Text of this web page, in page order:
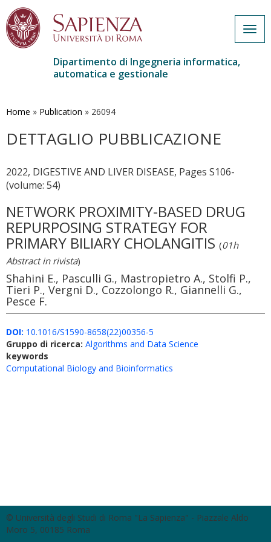
contenuto
Dipartimento di Ingegneria informatica,
automatica e gestionale
Home » Publication » 26094
DETTAGLIO PUBBLICAZIONE
2022, DIGESTIVE AND LIVER DISEASE, Pages S106-
(volume: 54)
NETWORK PROXIMITY-BASED DRUG
REPURPOSING STRATEGY FOR
PRIMARY BILIARY CHOLANGITIS (01h
Abstract in rivista)
Shahini E., Pasculli G., Mastropietro A., Stolfi P.,
Tieri P., Vergni D., Cozzolongo R., Giannelli G.,
Pesce F.
DOI: 10.1016/S1590-8658(22)00356-5
Gruppo di ricerca: Algorithms and Data Science
keywords
Computational Biology and Bioinformatics
© Università degli Studi di Roma "La Sapienza" - Piazzale Aldo
Moro 5, 00185 Roma